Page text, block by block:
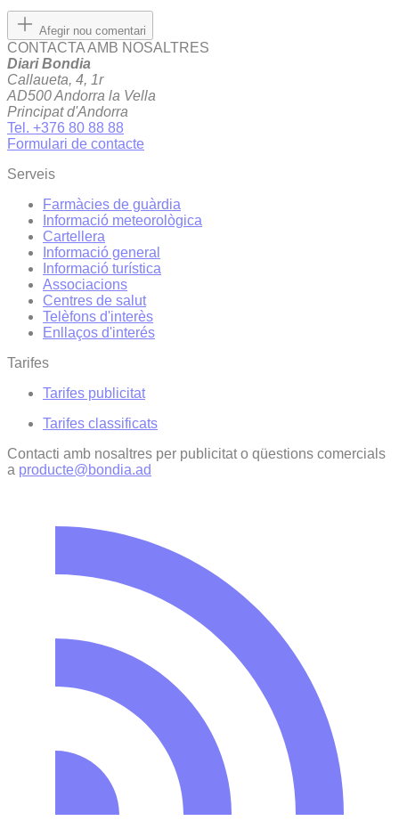
Afegir nou comentari
CONTACTA AMB NOSALTRES
Diari Bondia
Callaueta, 4, 1r
AD500 Andorra la Vella
Principat d'Andorra
Tel. +376 80 88 88
Formulari de contacte
Serveis
Farmàcies de guàrdia
Informació meteorològica
Cartellera
Informació general
Informació turística
Associacions
Centres de salut
Telèfons d'interès
Enllaços d'interés
Tarifes
Tarifes publicitat
Tarifes classificats
Contacti amb nosaltres per publicitat o qüestions comercials
a producte@bondia.ad